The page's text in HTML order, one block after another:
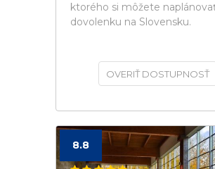
ktorého si môžete
dovolenku na Slovensku.
OVERIŤ DOSTUPNOSŤ
8.8